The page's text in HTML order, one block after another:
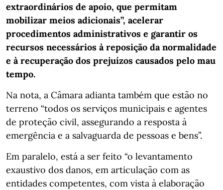
extraordinários de apoio, que permitam
mobilizar meios adicionais”, acelerar
procedimentos administrativos e garantir os
recursos necessários à reposição da normalidade
e à recuperação dos prejuízos causados pelo mau
tempo.
Na nota, a Câmara adianta também que estão no
terreno “todos os serviços municipais e agentes
de proteção civil, assegurando a resposta à
emergência e a salvaguarda de pessoas e bens”.
Em paralelo, está a ser feito “o levantamento
exaustivo dos danos, em articulação com as
entidades competentes, com vista à elaboração